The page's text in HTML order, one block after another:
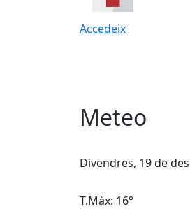
Accedeix
Meteo
Divendres, 19 de
T.Màx: 16°